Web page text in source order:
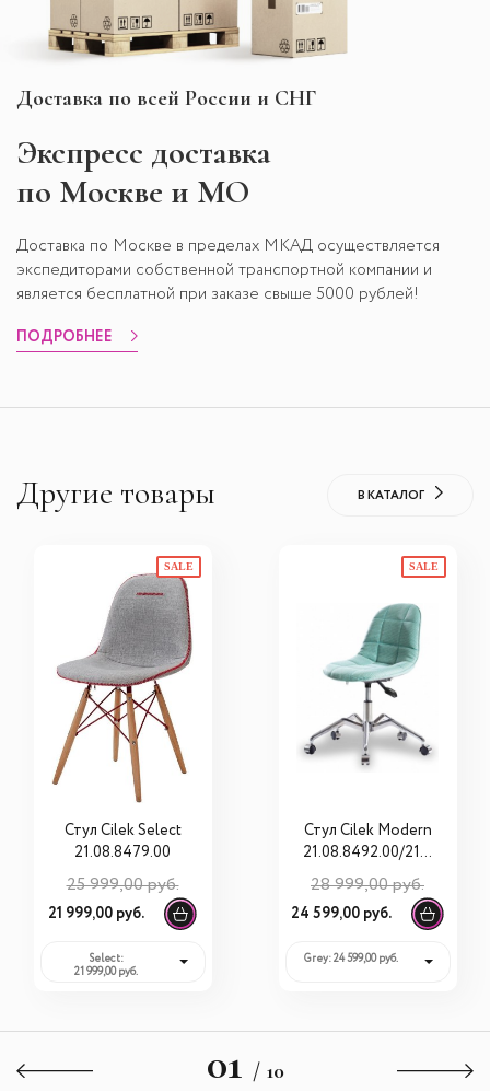
Доставка по всей России и СНГ
Экспресс доставка
по Москве и МО
Доставка по Москве в пределах МКАД осуществляется
экспедиторами собственной транспортной компании и
является бесплатной при заказе свыше 5000 рублей!
ПОДРОБНЕЕ
Другие товары В КАТАЛОГ
SALE
Стул Cilek Select
21.08.8479.00
25 999,00 руб.
21 999,00 руб.
Select:
21 999,00 руб.
SALE
Стул Cilek Modern
21.08.8492.00/21.0
8.8496.00
28 999,00 руб.
24 599,00 руб.
Grey: 24 599,00 руб.
01 / 10